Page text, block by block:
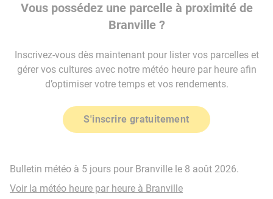
Vous possédez une parcelle à proximité de
Branville ?
Inscrivez-vous dès maintenant pour lister vos parcelles et
gérer vos cultures avec notre météo heure par heure afin
d’optimiser votre temps et vos rendements.
S'inscrire gratuitement
Bulletin météo à 5 jours pour Branville le 8 août 2026.
Voir la météo heure par heure à Branville